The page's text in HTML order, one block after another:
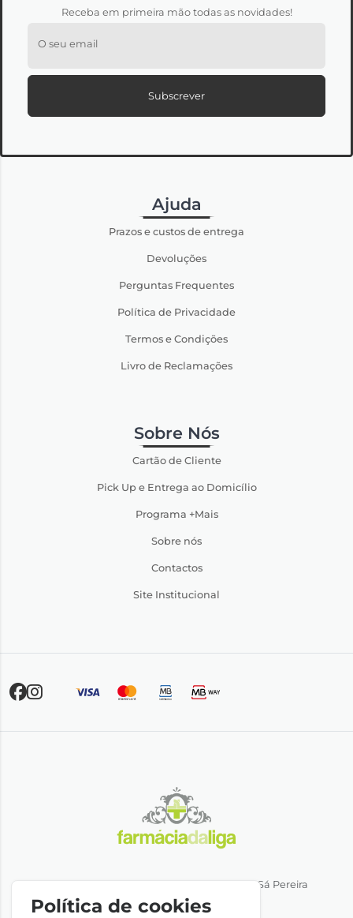
Receba em primeira mão todas as novidades!
O seu email
Subscrever
Ajuda
Prazos e custos de entrega
Devoluções
Perguntas Frequentes
Política de Privacidade
Termos e Condições
Livro de Reclamações
Sobre Nós
Cartão de Cliente
Pick Up e Entrega ao Domicílio
Programa +Mais
Sobre nós
Contactos
Site Institucional
Direção Técnica: Dra. Ana Rita Miranda de Sá Pereira
NIPC: 501064974
Política de cookies